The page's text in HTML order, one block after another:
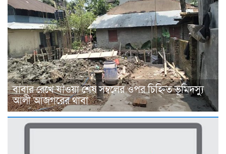
বাবার রেখে যাওয়া শেষ সম্বলের ওপর চিহ্নিত ভূমিদস্যু
আলী আজগরের থাবা